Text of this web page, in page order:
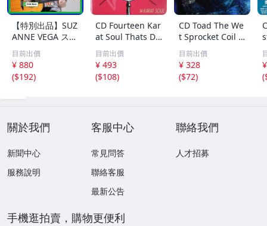
【特別出品】SUZ
ANNE VEGA スザ
ンヌ・ヴェガ 精
選集 100歌 音楽D
L(MP3CD)☆
目前出價
¥ 880
($192)
CD Fourteen Kar
at Soul Thats Do
o-Wapp Acappel
la PCCY00374 Ca
nyon Internatio
nal /00110
目前出價
¥ 493
($108)
CD Toad The We
t Sprocket Coil C
K67862 Columbi
a /00110
目前出價
¥ 328
($72)
(
關於我們
新聞中心
服務說明
客服中心
常見問答
聯絡客服
最新公告
聯絡我們
人才招募
手機逛拍賣，購物更便利